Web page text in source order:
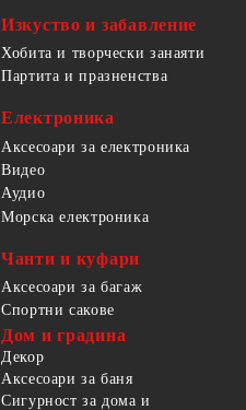
Изкуство и забавление
Хобита и творчески занаяти
Партита и празненства
Електроника
Аксесоари за електроника
Видео
Аудио
Морска електроника
Чанти и куфари
Аксесоари за багаж
Спортни сакове
Дом и градина
Декор
Аксесоари за баня
Сигурност за дома и